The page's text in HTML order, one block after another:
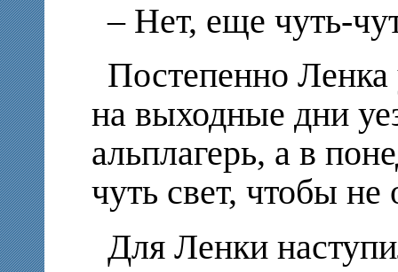
– Нет, еще чуть-
Постепенно Ленка
на выходные дни
альплагерь, а в
чуть свет, чтобы не
Для Ленки